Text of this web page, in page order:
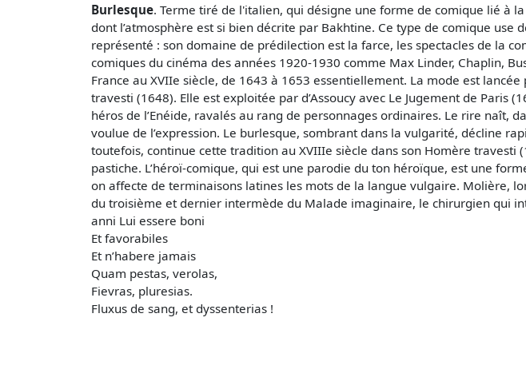
Burlesque. Terme tiré de l'italien, qui désigne une forme de comique lié à
dont l’atmosphère est si bien décrite par Bakhtine. Ce type de comique
représenté : son domaine de prédilection est la farce, les spectacles de la
comiques du cinéma des années 1920-1930 comme Max Linder, Chaplin,
France au XVIIe siècle, de 1643 à 1653 essentiellement. La mode est
travesti (1648). Elle est exploitée par d’Assoucy avec Le Jugement de
héros de l’Enéide, ravalés au rang de personnages ordinaires. Le rire naît,
voulue de l’expression. Le burlesque, sombrant dans la vulgarité, décline
toutefois, continue cette tradition au XVIIIe siècle dans son Homère
pastiche. L’héroï-comique, qui est une parodie du ton héroïque, est une
on affecte de terminaisons latines les mots de la langue vulgaire. Molière,
du troisième et dernier intermède du Malade imaginaire, le chirurgien qui
anni Lui essere boni
Et favorabiles
Et n’habere jamais
Quam pestas, verolas,
Fievras, pluresias.
Fluxus de sang, et dyssenterias !